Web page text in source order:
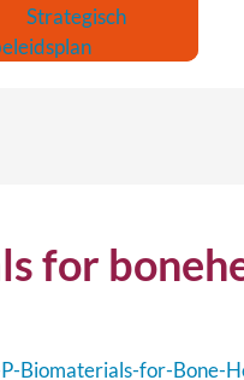
Strategisch
for
Biomaterials-for-Bone-